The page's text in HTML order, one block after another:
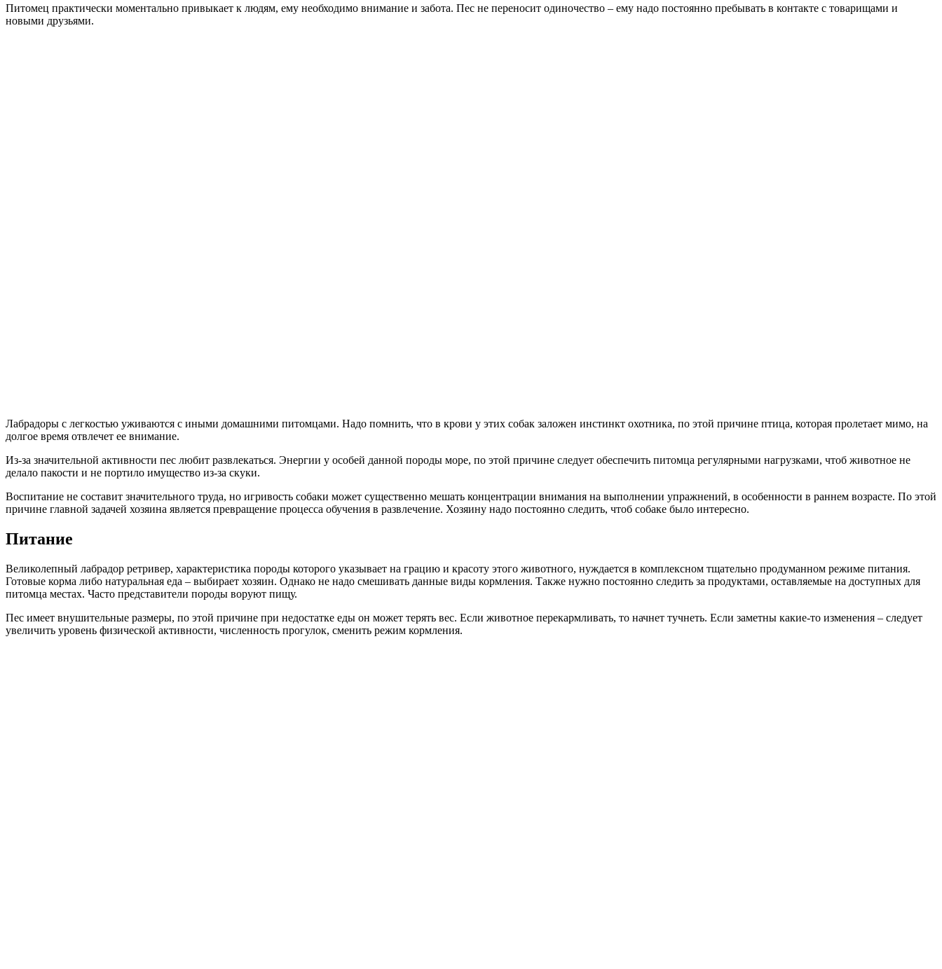
Питомец практически моментально привыкает к людям, ему необходимо внимание и забота. Пес не переносит одиночество – ему надо постоянно пребывать в контакте с товарищами и
новыми друзьями.
Лабрадоры с легкостью уживаются с иными домашними питомцами. Надо помнить, что в крови у этих собак заложен инстинкт охотника, по этой причине птица, которая пролетает мимо, на
долгое время отвлечет ее внимание.
Из-за значительной активности пес любит развлекаться. Энергии у особей данной породы море, по этой причине следует обеспечить питомца регулярными нагрузками, чтоб животное не
делало пакости и не портило имущество из-за скуки.
Воспитание не составит значительного труда, но игривость собаки может существенно мешать концентрации внимания на выполнении упражнений, в особенности в раннем возрасте. По этой
причине главной задачей хозяина является превращение процесса обучения в развлечение. Хозяину надо постоянно следить, чтоб собаке было интересно.
Питание
Великолепный лабрадор ретривер, характеристика породы которого указывает на грацию и красоту этого животного, нуждается в комплексном тщательно продуманном режиме питания.
Готовые корма либо натуральная еда – выбирает хозяин. Однако не надо смешивать данные виды кормления. Также нужно постоянно следить за продуктами, оставляемые на доступных для
питомца местах. Часто представители породы воруют пищу.
Пес имеет внушительные размеры, по этой причине при недостатке еды он может терять вес. Если животное перекармливать, то начнет тучнеть. Если заметны какие-то изменения – следует
увеличить уровень физической активности, численность прогулок, сменить режим кормления.